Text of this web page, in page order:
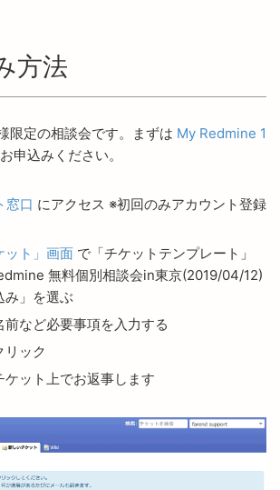
方法
限定の相談会です。まずは My Redmine 1
申込みください。
窓口 にアクセス ※初回のみアカウント登録
ット」画面 で「チケットテンプレート」
無料個別相談会in東京(2019/04/12)
み」を選ぶ
前など必要事項を入力する
リック
ケット上でお返事します